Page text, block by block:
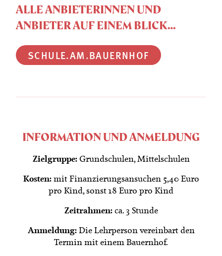
ALLE ANBIETERINNEN UND
ANBIETER AUF EINEM BLICK…
SCHULE.AM.BAUERNHOF
INFORMATION UND ANMELDUNG
Zielgruppe:Grundschulen, Mittelschulen
Kosten:mit Finanzierungsansuchen 5,40 Euro
pro Kind, sonst 18 Euro pro Kind
Zeitrahmen:ca. 3 Stunde
Anmeldung:Die Lehrperson vereinbart den
Termin mit einem Bauernhof.